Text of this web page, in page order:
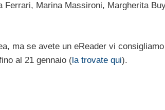
Marina Massironi, Margherita
ma se avete un eReader vi
al 21 gennaio (la trovate qui).